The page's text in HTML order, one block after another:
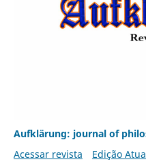
Aufklärung: journal of
Acessar revista
Edição